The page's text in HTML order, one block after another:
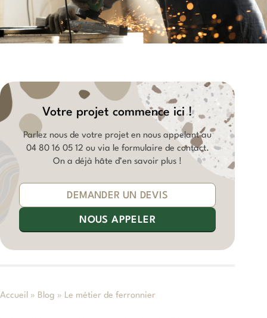
Votre projet commence ici !
Parlez nous de votre projet en nous appelant au
04 80 16 05 12 ou via le formulaire de contact.
On a déjà hâte d’en savoir plus !
DEMANDER UN DEVIS
NOUS APPELER
Accueil » Blog » Le métier de ferronnier